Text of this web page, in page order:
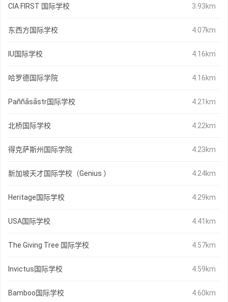
CIA FIRST 国际学校 3.93km
东西方国际学校 4.07km
IU国际学校 4.16km
哈罗德国际学院 4.16km
Paññāsāstr国际学校 4.21km
北桥国际学校 4.22km
得克萨斯州国际学院 4.23km
新加坡天才国际学校（Genius ） 4.24km
Heritage国际学校 4.29km
USA国际学校 4.41km
The Giving Tree 国际学校 4.57km
Invictus国际学校 4.59km
Bamboo国际学校 4.60km